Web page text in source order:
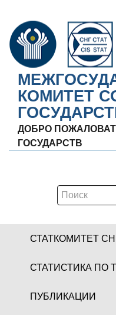
КОМИТЕТ
ДОБРО
ГОСУДАРСТВ
СТАТКОМИТЕТ
СТАТИСТИКА ПО
ПУБЛИКАЦИИ